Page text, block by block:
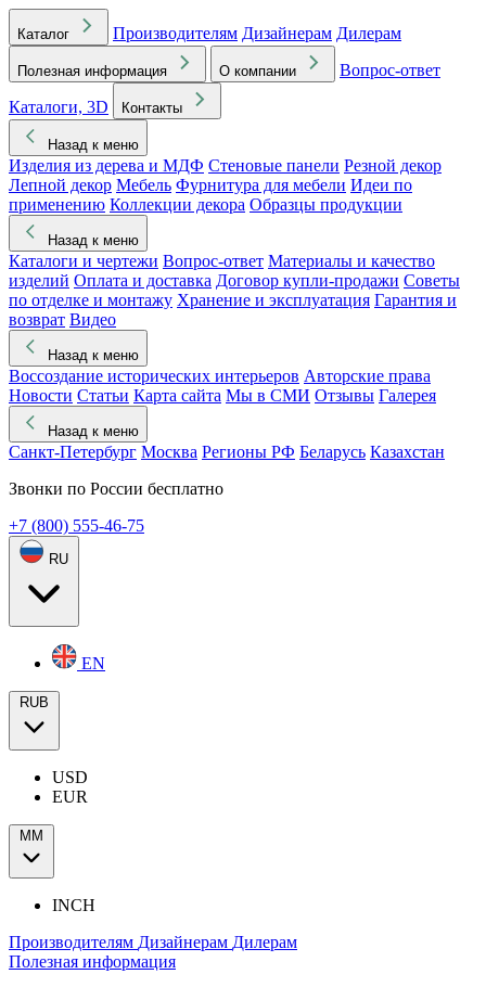
Каталог Производителям Дизайнерам Дилерам
Полезная информация О компании
Вопрос-ответ
Каталоги, 3D
Контакты
Назад к меню
Изделия из дерева и МДФ Стеновые панели Резной декор
Лепной декор Мебель Фурнитура для мебели Идеи по
применению Коллекции декора Образцы продукции
Назад к меню
Каталоги и чертежи Вопрос-ответ Материалы и качество
изделий Оплата и доставка Договор купли-продажи Советы
по отделке и монтажу Хранение и эксплуатация Гарантия и
возврат Видео
Назад к меню
Воссоздание исторических интерьеров Авторские права
Новости Статьи Карта сайта Мы в СМИ Отзывы Галерея
Назад к меню
Санкт-Петербург Москва Регионы РФ Беларусь Казахстан
Звонки по России бесплатно
+7 (800) 555-46-75
RU
EN
RUB
USD
EUR
ММ
INCH
Производителям Дизайнерам Дилерам
Полезная информация